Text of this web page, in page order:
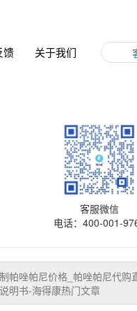
馈 关于我们
客服微信
电话：400-001-
帕唑帕尼价格_帕唑帕尼代购
明书-海得康热门文章